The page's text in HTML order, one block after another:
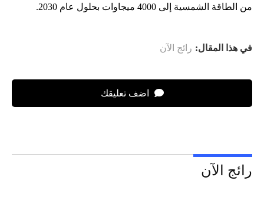
من الطاقة الشمسية إلى 4000 ميجاوات بحلول عام 2030.
في هذا المقال: رائج الآن
اضف تعليقك
رائج الآن